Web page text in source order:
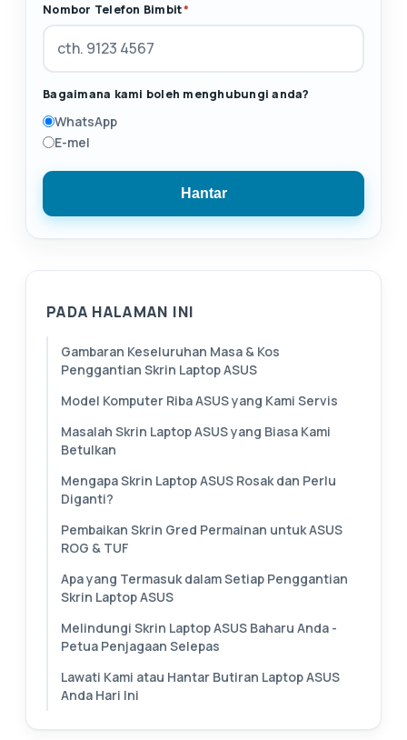
Nombor Telefon Bimbit*
Bagaimana kami boleh menghubungi anda?
WhatsApp
E-mel
Hantar
PADA HALAMAN INI
Gambaran Keseluruhan Masa & Kos
Penggantian Skrin Laptop ASUS
Model Komputer Riba ASUS yang Kami Servis
Masalah Skrin Laptop ASUS yang Biasa Kami
Betulkan
Mengapa Skrin Laptop ASUS Rosak dan Perlu
Diganti?
Pembaikan Skrin Gred Permainan untuk ASUS
ROG & TUF
Apa yang Termasuk dalam Setiap Penggantian
Skrin Laptop ASUS
Melindungi Skrin Laptop ASUS Baharu Anda -
Petua Penjagaan Selepas
Lawati Kami atau Hantar Butiran Laptop ASUS
Anda Hari Ini